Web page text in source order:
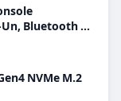
Bluetooth et
NVMe M.2